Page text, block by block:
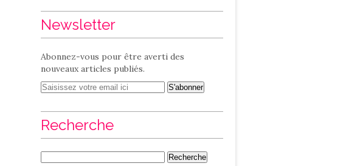
Newsletter
Abonnez-vous pour être averti des
nouveaux articles publiés.
Recherche